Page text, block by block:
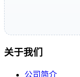
关于我们
公司简介